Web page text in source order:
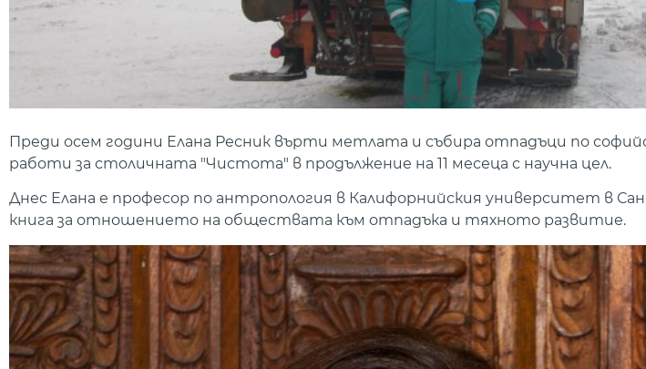
Преди осем години Елана Ресник върти метлата и събира отпадъци по
работи за столичната "Чистота" в продължение на 11 месеца с научна цел.
Днес Елана е професор по антропология в Калифорнийския университет в
книга за отношението на обществата към отпадъка и тяхното развитие.